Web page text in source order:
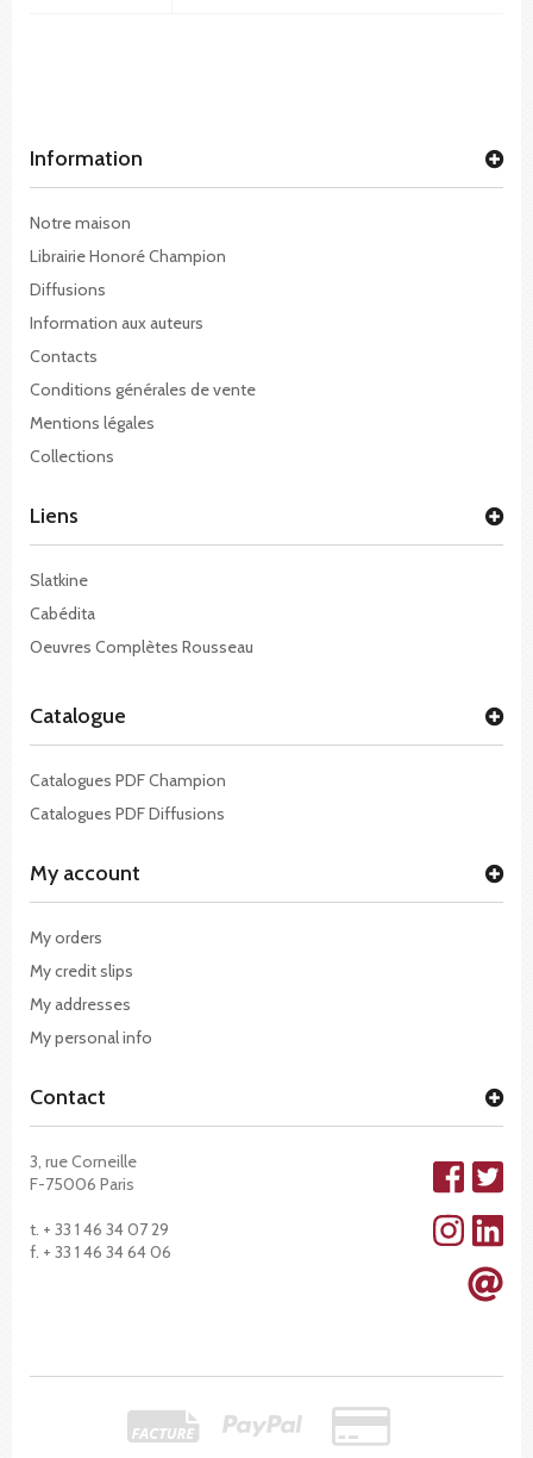
Information
Notre maison
Librairie Honoré Champion
Diffusions
Information aux auteurs
Contacts
Conditions générales de vente
Mentions légales
Collections
Liens
Slatkine
Cabédita
Oeuvres Complètes Rousseau
Catalogue
Catalogues PDF Champion
Catalogues PDF Diffusions
My account
My orders
My credit slips
My addresses
My personal info
Contact
3, rue Corneille
F-75006 Paris
t. + 33 1 46 34 07 29
f. + 33 1 46 34 64 06